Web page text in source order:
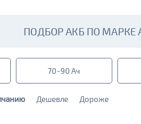
ПОДБОР АКБ ПО
70-90 Ач
Дешевле Дороже